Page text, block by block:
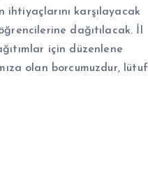
karşılayacak
dağıtılacak. İl
için düzenlene
olan borcumuzdur, lütuf